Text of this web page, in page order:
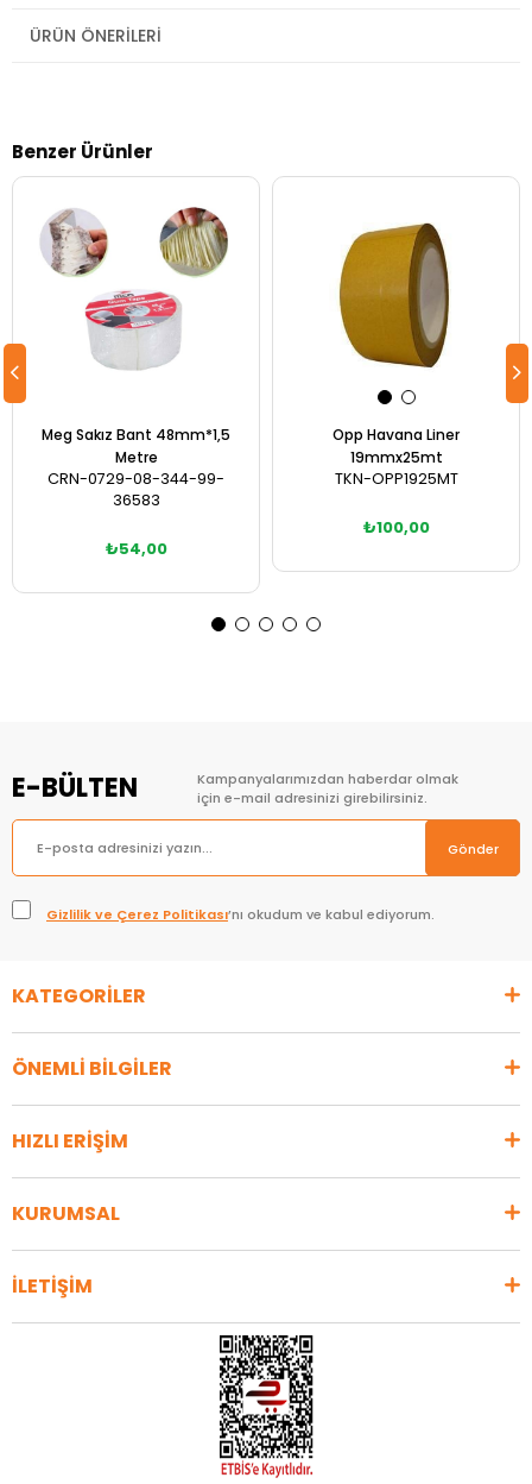
ÜRÜN ÖNERILERI
Benzer Ürünler
Meg Sakız Bant 48mm*1,5
Metre
CRN-0729-08-344-99-
36583
₺54,00
Opp Havana Liner
19mmx25mt
TKN-OPP1925MT
₺100,00
E-BÜLTEN
Kampanyalarımızdan haberdar olmak
için e-mail adresinizi girebilirsiniz.
Gönder
Gizlilik ve Çerez Politikası’nı okudum ve kabul ediyorum.
KATEGORİLER
ÖNEMLİ BİLGİLER
HIZLI ERİŞİM
KURUMSAL
İLETİŞİM